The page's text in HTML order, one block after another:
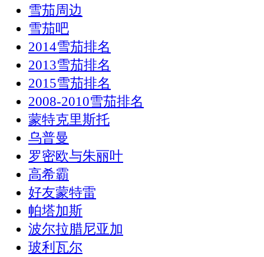
雪茄周边
雪茄吧
2014雪茄排名
2013雪茄排名
2015雪茄排名
2008-2010雪茄排名
蒙特克里斯托
乌普曼
罗密欧与朱丽叶
高希霸
好友蒙特雷
帕塔加斯
波尔拉腊尼亚加
玻利瓦尔